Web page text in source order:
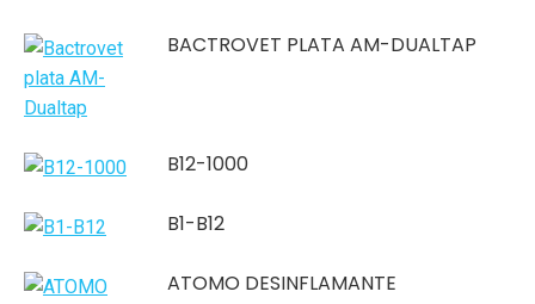
BACTROVET PLATA AM-DUALTAP
B12-1000
B1-B12
ATOMO DESINFLAMANTE